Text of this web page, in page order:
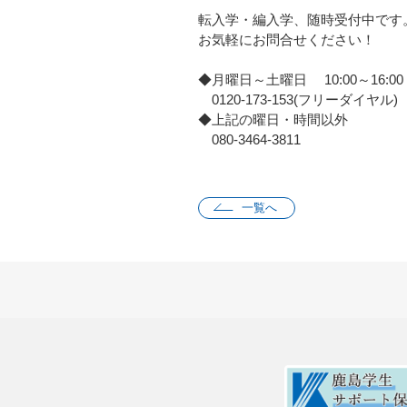
転入学・編入学、随時受付中です
お気軽にお問合せください！
◆月曜日～土曜日 10:00～16:00
0120-173-153(フリーダイヤル)
◆上記の曜日・時間以外
080-3464-3811
一覧へ